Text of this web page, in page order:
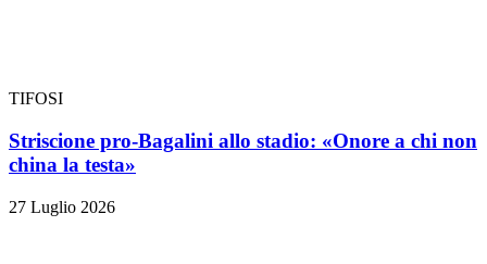
TIFOSI
Striscione pro-Bagalini allo stadio: «Onore a chi non
china la testa»
27 Luglio 2026